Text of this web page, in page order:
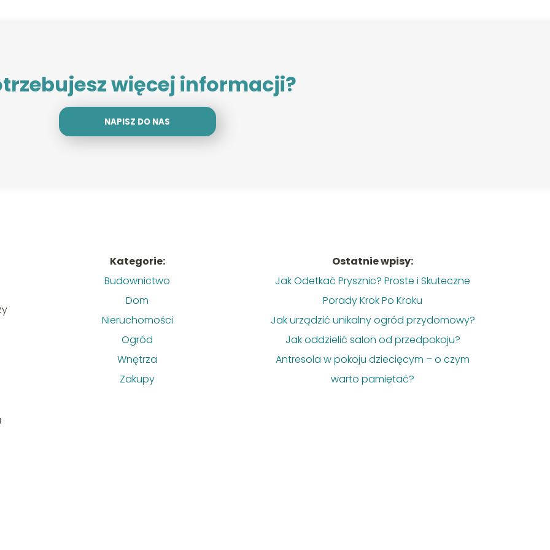
więcej informacji?
NAPISZ DO NAS
Kategorie:
Budownictwo
Dom
Nieruchomości
Ogród
Wnętrza
Zakupy
Ostatnie wpisy:
Jak Odetkać Prysznic? Proste i Skuteczne
Porady Krok Po Kroku
Jak urządzić unikalny ogród przydomowy?
Jak oddzielić salon od przedpokoju?
Antresola w pokoju dziecięcym – o czym
warto pamiętać?